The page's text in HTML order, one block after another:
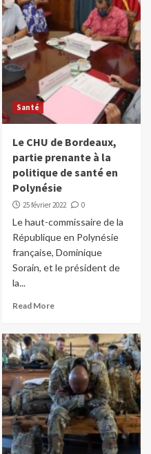
Santé
Le CHU de Bordeaux,
partie prenante à la
politique de santé en
Polynésie
25 février 2022 0
Le haut-commissaire de la
République en Polynésie
française, Dominique
Sorain, et le président de
la...
Read More